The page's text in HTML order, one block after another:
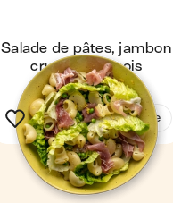
Salade de pâtes, jambon
cru & petits pois
Voir la recette